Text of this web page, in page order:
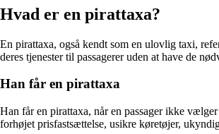
Hvad er en pirattaxa?
En pirattaxa, også kendt som en ulovlig taxi,
deres tjenester til passagerer uden at have de
Han får en pirattaxa
Han får en pirattaxa, når en passager ikke
forhøjet prisfastsættelse, usikre køretøjer,